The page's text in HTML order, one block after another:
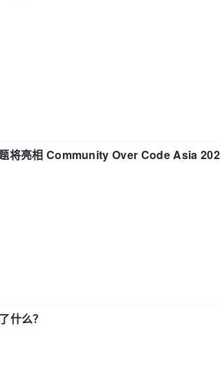
将亮相 Community Over Code Asia
什么？